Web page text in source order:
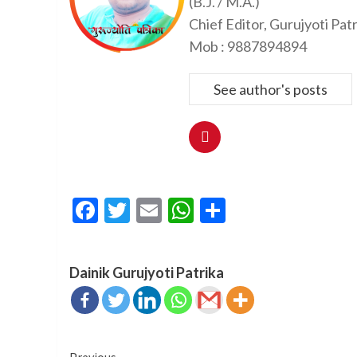
Chief Editor, Gurujyoti
Mob : 9887894894
See author's posts
Facebook
Twitter
EmailWhatsApp
Dainik Gurujyoti Patrika